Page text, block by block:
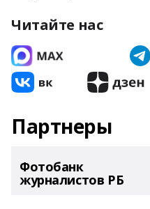
Читайте нас
Партнеры
Фотобанк
журналистов РБ